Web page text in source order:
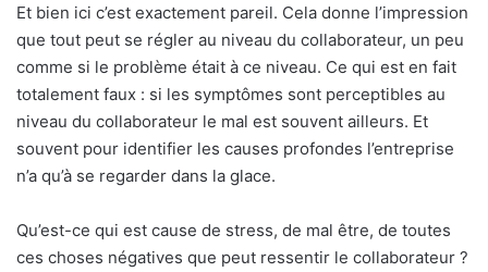
Et bien ici c’est exactement pareil. Cela donne l’impression
que tout peut se régler au niveau du collaborateur, un peu
comme si le problème était à ce niveau. Ce qui est en fait
totalement faux : si les symptômes sont perceptibles au
niveau du collaborateur le mal est souvent ailleurs. Et
souvent pour identifier les causes profondes l’entreprise
n’a qu’à se regarder dans la glace.
Qu’est-ce qui est cause de stress, de mal être, de toutes
ces choses négatives que peut ressentir le collaborateur ?